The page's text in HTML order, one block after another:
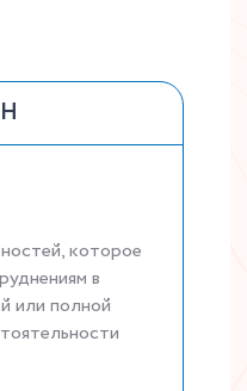
которое
в
или полной